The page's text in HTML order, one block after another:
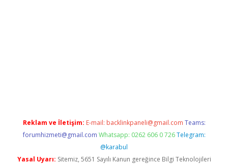
Reklam ve İletişim: E-mail: backlinkpaneli@gmail.com Teams:
forumhizmeti@gmail.com Whatsapp: 0262 606 0 726 Telegram:
@karabul
Yasal Uyarı: Sitemiz, 5651 Sayılı Kanun gereğince Bilgi Teknolojileri